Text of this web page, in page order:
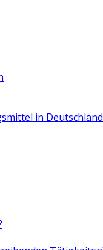
in Deutschland